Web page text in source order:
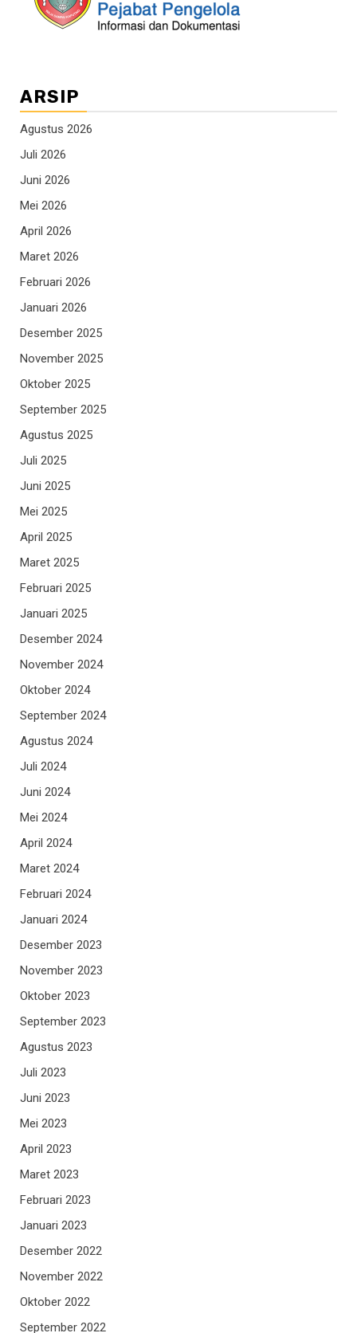
ARSIP
Agustus 2026
Juli 2026
Juni 2026
Mei 2026
April 2026
Maret 2026
Februari 2026
Januari 2026
Desember 2025
November 2025
Oktober 2025
September 2025
Agustus 2025
Juli 2025
Juni 2025
Mei 2025
April 2025
Maret 2025
Februari 2025
Januari 2025
Desember 2024
November 2024
Oktober 2024
September 2024
Agustus 2024
Juli 2024
Juni 2024
Mei 2024
April 2024
Maret 2024
Februari 2024
Januari 2024
Desember 2023
November 2023
Oktober 2023
September 2023
Agustus 2023
Juli 2023
Juni 2023
Mei 2023
April 2023
Maret 2023
Februari 2023
Januari 2023
Desember 2022
November 2022
Oktober 2022
September 2022